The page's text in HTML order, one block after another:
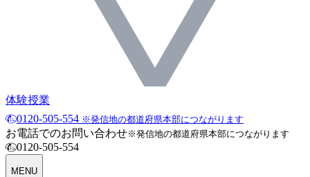
体験授業
0120-505-554 ※発信地の都道府県本部につながります
お電話でのお問い合わせ※発信地の都道府県本部につながります
0120-505-554
MENU